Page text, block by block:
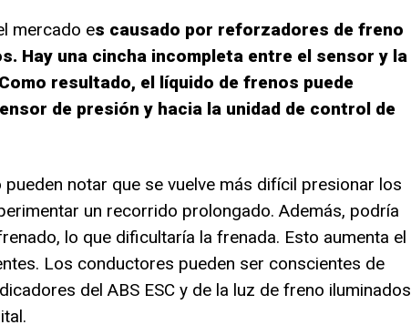
mercado es causado por reforzadores de freno
Hay una cincha incompleta entre el sensor y la
resultado, el líquido de frenos puede
de presión y hacia la unidad de control de
notar que se vuelve más difícil presionar los
un recorrido prolongado. Además, podría
lo que dificultaría la frenada. Esto aumenta el
Los conductores pueden ser conscientes de
del ABS ESC y de la luz de freno iluminados